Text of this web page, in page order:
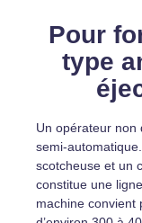
Pour
type
Un opérateur non
semi-
scotcheuse et un
constitue une
machine convient